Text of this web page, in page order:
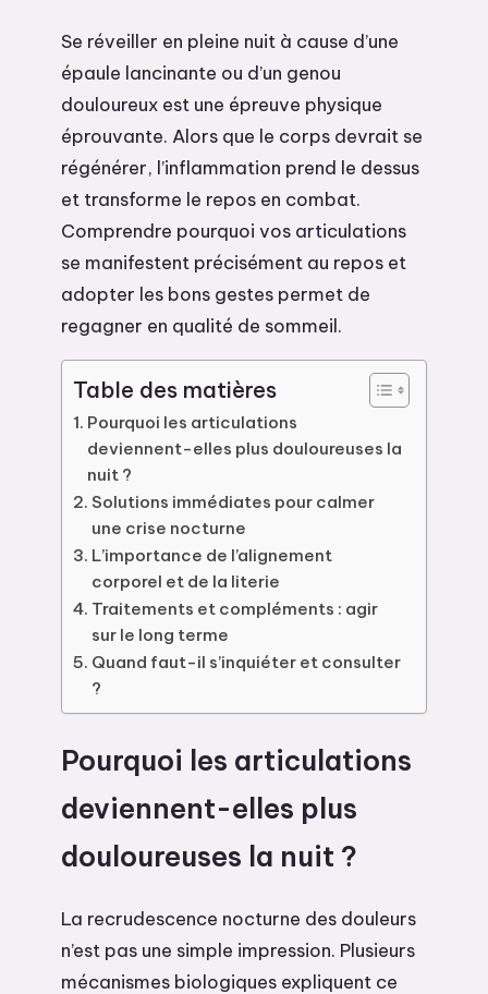
Se réveiller en pleine nuit à cause d’une
épaule lancinante ou d’un genou
douloureux est une épreuve physique
éprouvante. Alors que le corps devrait se
régénérer, l’inflammation prend le dessus
et transforme le repos en combat.
Comprendre pourquoi vos articulations
se manifestent précisément au repos et
adopter les bons gestes permet de
regagner en qualité de sommeil.
Table des matières
Pourquoi les articulations
deviennent-elles plus douloureuses la
nuit ?
Solutions immédiates pour calmer
une crise nocturne
L’importance de l’alignement
corporel et de la literie
Traitements et compléments : agir
sur le long terme
Quand faut-il s’inquiéter et consulter
?
Pourquoi les articulations
deviennent-elles plus
douloureuses la nuit ?
La recrudescence nocturne des douleurs
n’est pas une simple impression. Plusieurs
mécanismes biologiques expliquent ce